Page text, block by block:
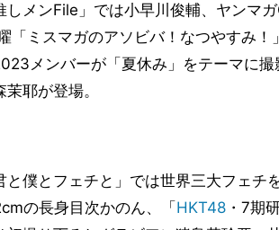
しメンFile」では小早川俊輔、ヤンマ
「ミスマガのアソビバ！なつやすみ！
メンバーが「夏休み」をテーマに撮
茉耶が登場。
と僕とフェチと」では世界三大フェチ
の長身目次かのん、「HKT48 ・7期